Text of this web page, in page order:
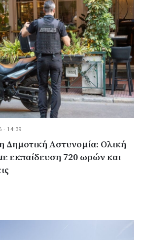
· 14:39
Δημοτική Αστυνομία: Ολική
εκπαίδευση 720 ωρών και